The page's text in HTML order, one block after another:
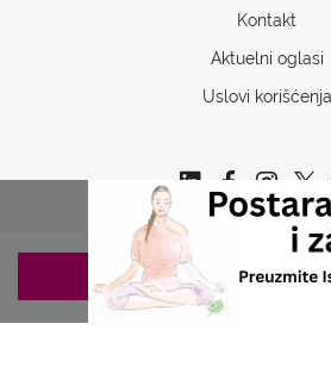
Kontakt
Aktuelni oglasi
Uslovi korišćenja
Copyrights © 2026 Sva prava
ZAKAZIVANJE